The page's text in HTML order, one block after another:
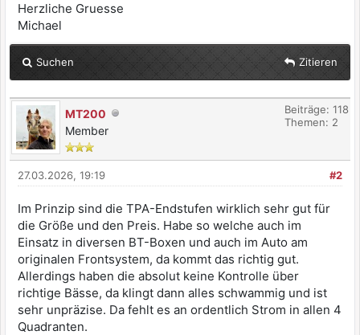
Herzliche Gruesse
Michael
Suchen Zitieren
MT200
Member
Beiträge: 118
Themen: 2
#2
27.03.2026, 19:19
Im Prinzip sind die TPA-Endstufen wirklich sehr gut für
die Größe und den Preis. Habe so welche auch im
Einsatz in diversen BT-Boxen und auch im Auto am
originalen Frontsystem, da kommt das richtig gut.
Allerdings haben die absolut keine Kontrolle über
richtige Bässe, da klingt dann alles schwammig und ist
sehr unpräzise. Da fehlt es an ordentlich Strom in allen 4
Quadranten.